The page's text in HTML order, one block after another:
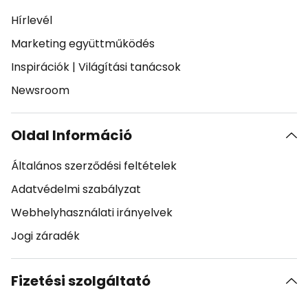
Hírlevél
Marketing együttműködés
Inspirációk | Világítási tanácsok
Newsroom
Oldal Információ
Általános szerződési feltételek
Adatvédelmi szabályzat
Webhelyhasználati irányelvek
Jogi záradék
Fizetési szolgáltató